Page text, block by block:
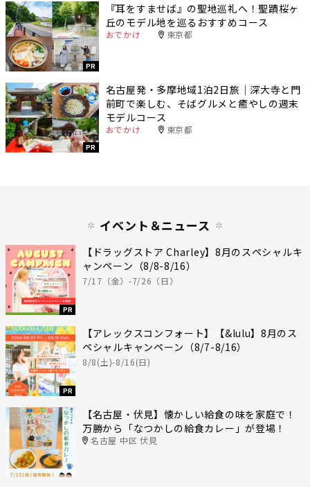
PR
『耳をすませば』の聖地巡礼へ！聖蹟桜ヶ
丘のモデル地を巡るおすすめコース
おでかけ 東京都
PR
名古屋発・多摩地域1泊2日旅｜深大寺と門
前町で楽しむ、そばグルメと癒やしの週末
モデルコース
おでかけ 東京都
イベント＆ニュース
PR
【ドラッグストア Charley】8月のスペシャルキ
ャンペーン（8/8-8/16）
7/17（金）-7/26（日）
PR
【アレックスコンフォート】【&lulu】8月のス
ペシャルキャンペーン（8/7-8/16）
8/8(土)-8/16(日)
【名古屋・伏見】懐かしい給食の味を家庭で！
万勝から「なつかしの給食カレー」が登場！
名古屋 中区 伏見